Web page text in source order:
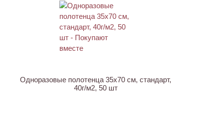
Одноразовые полотенца 35х70 см, стандарт,
40г/м2, 50 шт